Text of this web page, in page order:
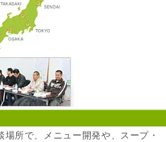
所で、メニュー開発や、スープ・